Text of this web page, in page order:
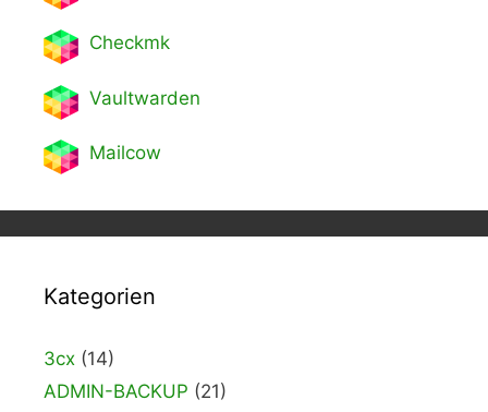
Checkmk
Vaultwarden
Mailcow
Kategorien
3cx (14)
ADMIN-BACKUP (21)